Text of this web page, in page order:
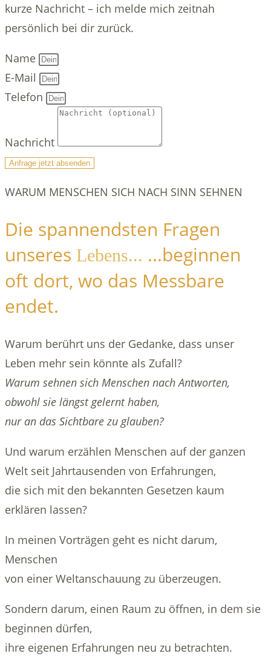
kurze Nachricht – ich melde mich zeitnah
persönlich bei dir zurück.
Name
E-Mail
Telefon
Nachricht
Anfrage jetzt absenden
WARUM MENSCHEN SICH NACH SINN SEHNEN
Die spannendsten Fragen
unseres Lebens... ...beginnen
oft dort, wo das Messbare
endet.
Warum berührt uns der Gedanke, dass unser
Leben mehr sein könnte als Zufall?
Warum sehnen sich Menschen nach Antworten,
obwohl sie längst gelernt haben,
nur an das Sichtbare zu glauben?
Und warum erzählen Menschen auf der ganzen
Welt seit Jahrtausenden von Erfahrungen,
die sich mit den bekannten Gesetzen kaum
erklären lassen?
In meinen Vorträgen geht es nicht darum,
Menschen
von einer Weltanschauung zu überzeugen.
Sondern darum, einen Raum zu öffnen, in dem sie
beginnen dürfen,
ihre eigenen Erfahrungen neu zu betrachten.